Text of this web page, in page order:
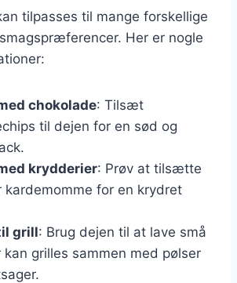
tilpasses til mange forskellige
Her er nogle
chokolade: Tilsæt
til dejen for en sød og
krydderier: Prøv at tilsætte
kardemomme for en krydret
grill: Brug dejen til at lave små
kan grilles sammen med pølser